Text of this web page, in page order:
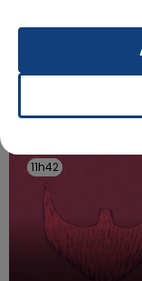
OPÉRER DE
La famille a
reconnu sa
TITRES
11h42
11h42